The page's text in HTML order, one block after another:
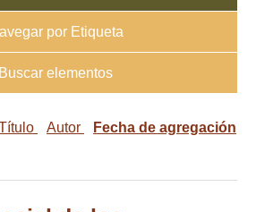
por Etiqueta
Buscar elementos
Autor Fecha de agregación